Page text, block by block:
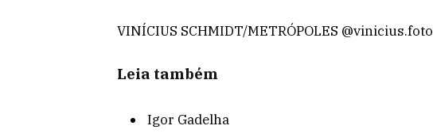
VINÍCIUS SCHMIDT/METRÓPOLES @vinicius.foto
Leia também
Igor Gadelha